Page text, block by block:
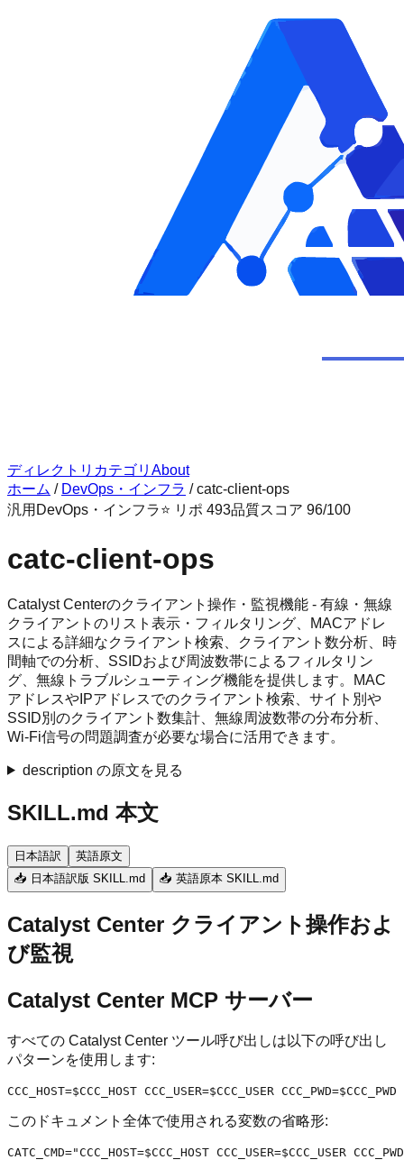
ディレクトリ カテゴリ About
ホーム / DevOps・インフラ /catc-client-ops
汎用 DevOps・インフラ⭐ リポ 493品質スコア 96/100
catc-client-ops
Catalyst Centerのクライアント操作・監視機能 - 有線・無線
クライアントのリスト表示・フィルタリング、MACアドレ
スによる詳細なクライアント検索、クライアント数分析、時
間軸での分析、SSIDおよび周波数帯によるフィルタリン
グ、無線トラブルシューティング機能を提供します。MAC
アドレスやIPアドレスでのクライアント検索、サイト別や
SSID別のクライアント数集計、無線周波数帯の分布分析、
Wi-Fi信号の問題調査が必要な場合に活用できます。
description の原文を見る
SKILL.md 本文
日本語訳
英語原文
📥 日本語訳版 SKILL.md
📥 英語原本 SKILL.md
Catalyst Center クライアント操作およ
び監視
Catalyst Center MCP サーバー
すべての Catalyst Center ツール呼び出しは以下の呼び出し
パターンを使用します:
このドキュメント全体で使用される変数の省略形: